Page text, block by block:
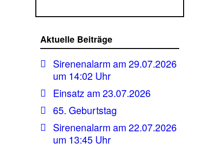
Aktuelle Beiträge
Sirenenalarm am 29.07.2026
um 14:02 Uhr
Einsatz am 23.07.2026
65. Geburtstag
Sirenenalarm am 22.07.2026
um 13:45 Uhr